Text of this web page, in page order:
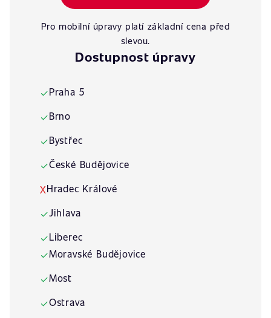
Pro mobilní úpravy platí základní cena před
slevou.
Dostupnost úpravy
✓Praha 5
✓Brno
✓Bystřec
✓České Budějovice
XHradec Králové
✓Jihlava
✓Liberec
✓Moravské Budějovice
✓Most
✓Ostrava